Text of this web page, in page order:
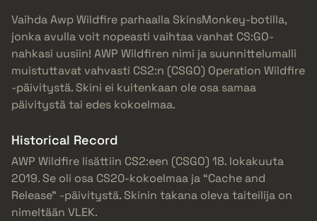
Vaihda Awp Wildfire parhaalla SkinsMonkey-botilla,
jonka avulla voit nopeasti vaihtaa vanhat CS:GO-
nahkasi uusiin! AWP Wildfiren nimi ja suunnittelumalli
muistuttavat vahvasti CS2:n (CSGO) Operation Wildfire
-päivitystä. Skini ei kuitenkaan ole osa samaa
päivitystä tai edes kokoelmaa.
Historical Record
AWP Wildfire lisättiin CS2:een (CSGO) 18. lokakuuta
2019. Se oli osa CS20-kokoelmaa ja “Cache and
Release” -päivitystä. Skinin takana oleva taiteilija on
nimeltään VLEK.